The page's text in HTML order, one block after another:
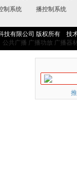
制系统
播控制系统
技有限公司 版权所有 技
公共广播 广播功放 广播器